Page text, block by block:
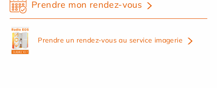
Prendre mon rendez-vous
Prendre un rendez-vous au service imagerie